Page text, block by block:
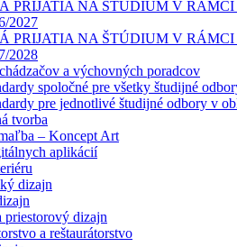
PRIJATIA NA ŠTÚDIUM V
2027
PRIJATIA NA ŠTÚDIUM V
2028
a výchovných poradcov
spoločné pre všetky študijné
pre jednotlivé študijné odbory v
tvorba
– Koncept Art
aplikácií
dizajn
priestorový dizajn
a reštaurátorstvo